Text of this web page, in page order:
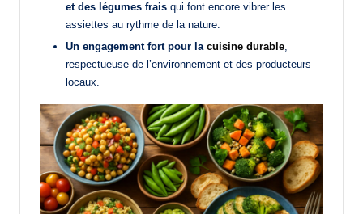
et des légumes frais qui font encore vibrer les
assiettes au rythme de la nature.
Un engagement fort pour la cuisine durable,
respectueuse de l’environnement et des producteurs
locaux.